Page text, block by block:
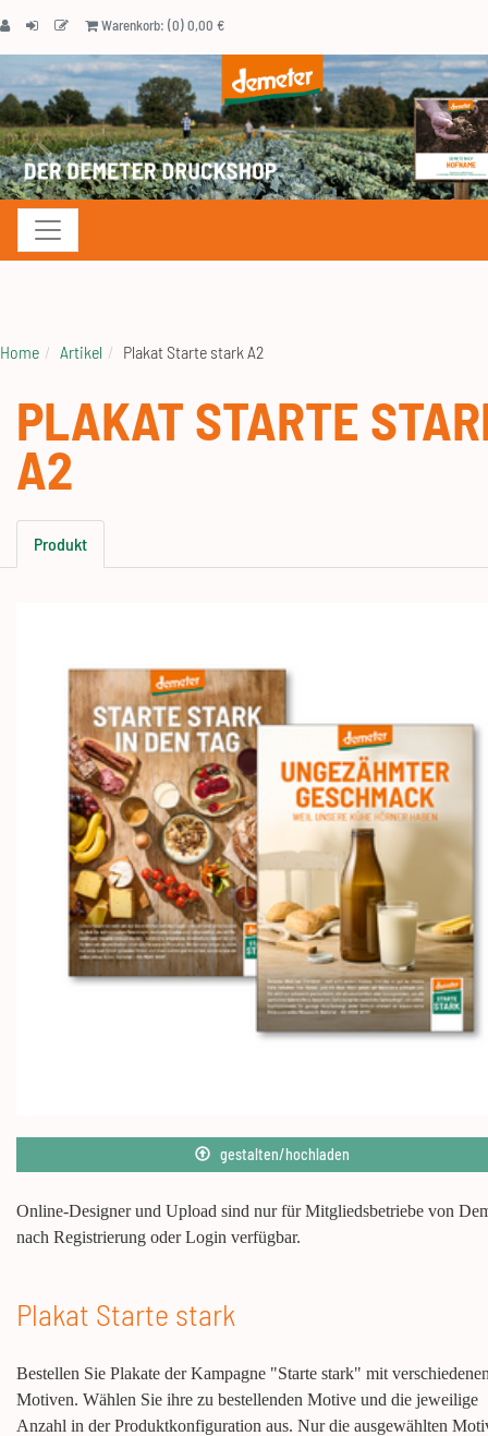
Warenkorb: (0) 0,00 €
Navigation anzeigen
Home Artikel Plakat Starte stark A2
PLAKAT STARTE
A2
Produkt
gestalten/hochladen
Online-Designer und Upload sind nur für Mitgliedsbetriebe von
nach Registrierung oder Login verfügbar.
Plakat Starte stark
Bestellen Sie Plakate der Kampagne "Starte stark" mit
Motiven. Wählen Sie ihre zu bestellenden Motive und die jeweilige
Anzahl in der Produktkonfiguration aus. Nur die ausgewählten